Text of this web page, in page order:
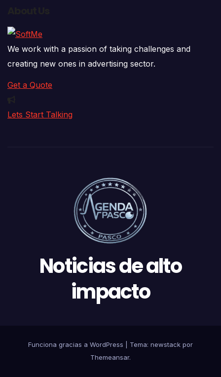
We work with a passion of taking challenges and
creating new ones in advertising sector.
Get a Quote
Lets Start Talking
Noticias de alto
impacto
Funciona gracias a WordPress
Tema: newstack por
Themeansar.